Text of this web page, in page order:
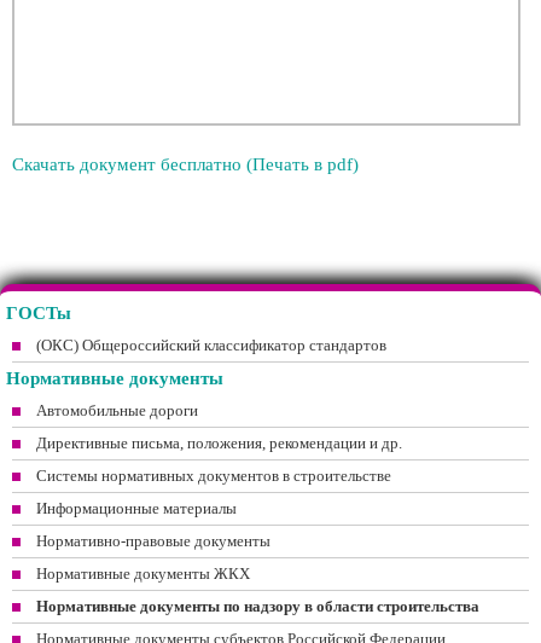
Скачать документ бесплатно (Печать в pdf)
ГОСТы
(ОКС) Общероссийский классификатор стандартов
Нормативные документы
Автомобильные дороги
Директивные письма, положения, рекомендации и др.
Системы нормативных документов в строительстве
Информационные материалы
Нормативно-правовые документы
Нормативные документы ЖКХ
Нормативные документы по надзору в области строительства
Нормативные документы субъектов Российской Федерации